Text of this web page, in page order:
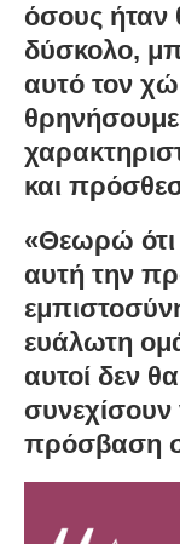
όσους ήταν
δύσκολο,
αυτό τον
και
«Θεωρώ
αυτή την
ευάλωτη
αυτοί δεν
συνεχίσουν
πρόσβαση